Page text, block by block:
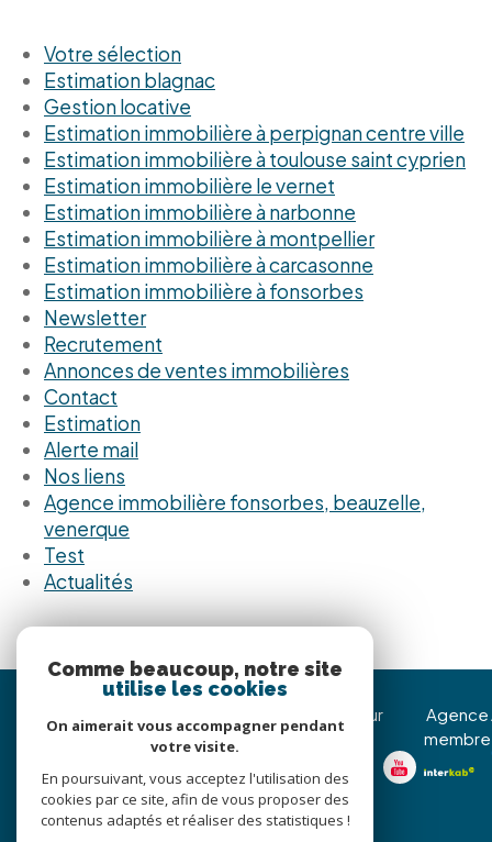
votre sélection
estimation blagnac
gestion locative
estimation immobilière à perpignan centre ville
estimation immobilière à toulouse saint cyprien
estimation immobilière le vernet
estimation immobilière à narbonne
estimation immobilière à montpellier
estimation immobilière à carcasonne
estimation immobilière à fonsorbes
newsletter
recrutement
annonces de ventes immobilières
contact
estimation
alerte mail
nos liens
agence immobilière fonsorbes, beauzelle,
venerque
test
actualités
christophe@immojoy.com
8 Avenue Jean Pierre
Nous suivre sur
Agence
membre
Comme beaucoup, notre site
utilise les cookies
On aimerait vous accompagner pendant
votre visite.
En poursuivant, vous acceptez l'utilisation des
cookies par ce site, afin de vous proposer des
contenus adaptés et réaliser des statistiques !